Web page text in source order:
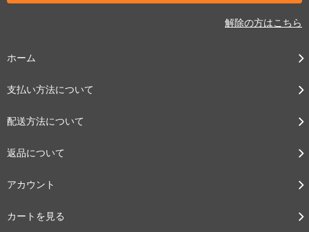
解除の方はこちら
ホーム
支払い方法について
配送方法について
返品について
アカウント
カートを見る